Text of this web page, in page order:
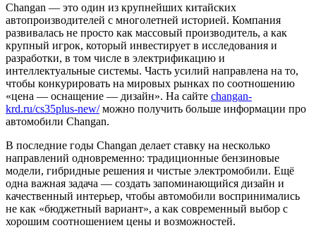
Changan — это один из крупнейших китайских
автопроизводителей с многолетней историей. Компания
развивалась не просто как массовый производитель, а как
крупный игрок, который инвестирует в исследования и
разработки, в том числе в электрификацию и
интеллектуальные системы. Часть усилий направлена на то,
чтобы конкурировать на мировых рынках по соотношению
«цена — оснащение — дизайн». На сайте changan-
krd.ru/cs35plus-new/можно получить больше информации про
автомобили Changan.
В последние годы Changan делает ставку на несколько
направлений одновременно: традиционные бензиновые
модели, гибридные решения и чистые электромобили. Ещё
одна важная задача — создать запоминающийся дизайн и
качественный интерьер, чтобы автомобили воспринимались
не как «бюджетный вариант», а как современный выбор с
хорошим соотношением цены и возможностей.